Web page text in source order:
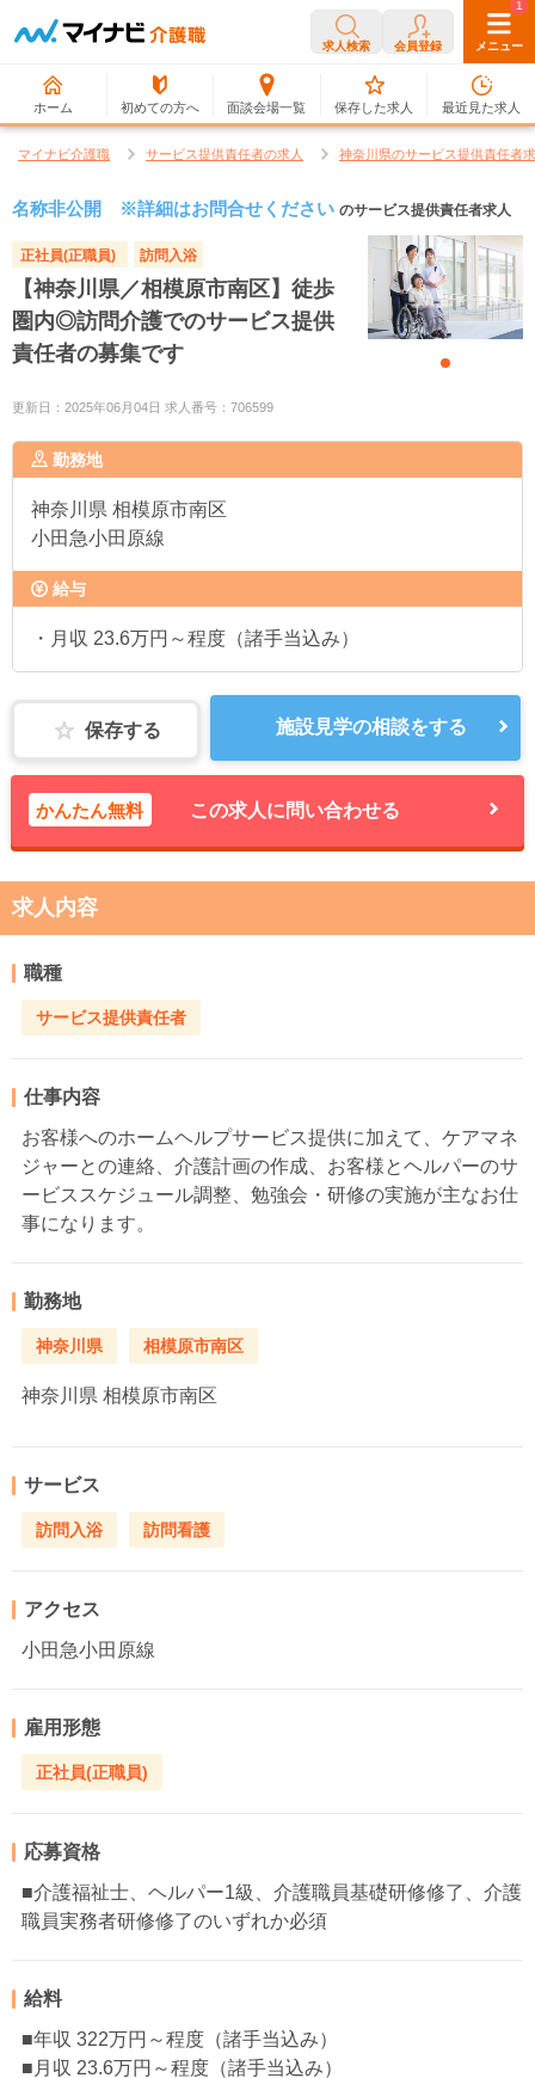
求人検索 会員登録 メニュー
ホーム 初めての方へ 面談会場一覧
0
保存した求人
1
最近見た求人
マイナビ介護職 サービス提供責任者の求人 神奈川県のサービス提供責任者
名称非公開 ※詳細はお問合せください のサービス提供責任者求人
正社員(正職員) 訪問入浴
【神奈川県／相模原市南区】徒歩
圏内◎訪問介護でのサービス提供
責任者の募集です
更新日：2025年06月04日 求人番号：706599
勤務地
神奈川県 相模原市南区
小田急小田原線
給与
・月収 23.6万円～程度（諸手当込み）
保存する 施設見学の相談をする
かんたん無料 この求人に問い合わせる
求人内容
職種
サービス提供責任者
仕事内容
お客様へのホームヘルプサービス提供に加えて、ケアマネ
ジャーとの連絡、介護計画の作成、お客様とヘルパーのサ
ービススケジュール調整、勉強会・研修の実施が主なお仕
事になります。
勤務地
神奈川県 相模原市南区
神奈川県 相模原市南区
サービス
訪問入浴 訪問看護
アクセス
小田急小田原線
雇用形態
正社員(正職員)
応募資格
■介護福祉士、ヘルパー1級、介護職員基礎研修修了、介護
職員実務者研修修了のいずれか必須
給料
■年収 322万円～程度（諸手当込み）
■月収 23.6万円～程度（諸手当込み）